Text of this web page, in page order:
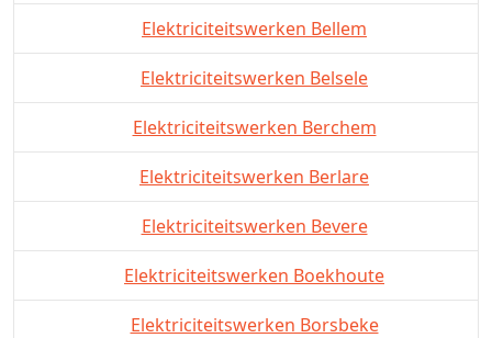
Elektriciteitswerken Bellem
Elektriciteitswerken Belsele
Elektriciteitswerken Berchem
Elektriciteitswerken Berlare
Elektriciteitswerken Bevere
Elektriciteitswerken Boekhoute
Elektriciteitswerken Borsbeke